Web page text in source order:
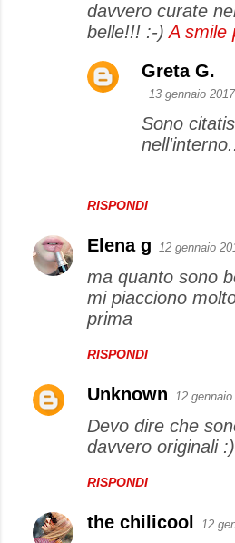
davvero curate
belle!!! :-)A smile
RISPONDI
Greta G.
13 gennaio
Sono
Elena g 12 gennaio
ma quanto sono
mi piacciono
prima
RISPONDI
Unknown 12
Devo dire che
davvero originali :)
RISPONDI
the chilicool 12